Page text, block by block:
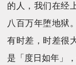
的人，我们在经
八百万年堕地狱
有时差，时差很
是「度日如年」